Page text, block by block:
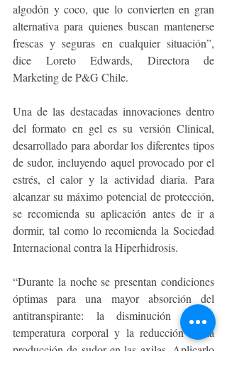
algodón y coco, que lo convierten en gran
alternativa para quienes buscan mantenerse
frescas y seguras en cualquier situación”,
dice Loreto Edwards, Directora de
Marketing de P&G Chile.
Una de las destacadas innovaciones dentro
del formato en gel es su versión Clinical,
desarrollado para abordar los diferentes tipos
de sudor, incluyendo aquel provocado por el
estrés, el calor y la actividad diaria. Para
alcanzar su máximo potencial de protección,
se recomienda su aplicación antes de ir a
dormir, tal como lo recomienda la Sociedad
Internacional contra la Hiperhidrosis.
“Durante la noche se presentan condiciones
óptimas para una mayor absorción del
antitranspirante: la disminución de la
temperatura corporal y la reducción de la
producción de sudor en las axilas. Aplicarlo